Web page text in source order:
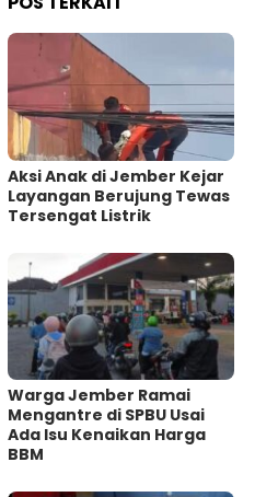
Aksi Anak di Jember Kejar
Layangan Berujung Tewas
Tersengat Listrik
Warga Jember Ramai
Mengantre di SPBU Usai
Ada Isu Kenaikan Harga
BBM